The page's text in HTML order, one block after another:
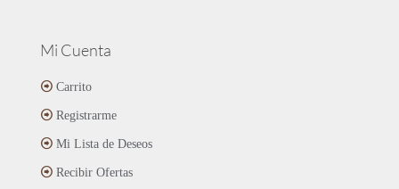
Mi Cuenta
Carrito
Registrarme
Mi Lista de Deseos
Recibir Ofertas